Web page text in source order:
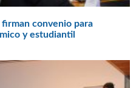
convenio para
y estudiantil